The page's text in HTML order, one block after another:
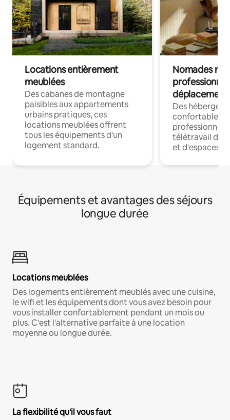
Locations entièrement
meublées
Des cabanes de montagne
paisibles aux appartements
urbains pratiques, ces
locations meublées offrent
tous les équipements d'un
logement standard.
Nomades
déplacement
Des
confortables
professionnels
télétravail
et d'espaces
Équipements et avantages des séjours
longue durée
Locations meublées
Des logements entièrement meublés avec une cuisine,
le wifi et les équipements dont vous avez besoin pour
vous installer confortablement pendant un mois ou
plus. C'est l'alternative parfaite à une location
moyenne ou longue durée.
La flexibilité qu'il vous faut